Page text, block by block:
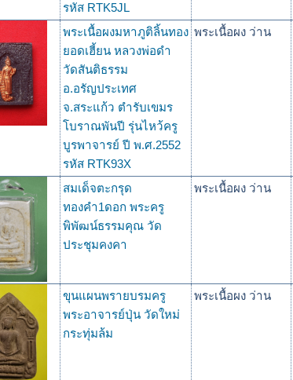
รหัส RTK5JL
พระเนื้อผงมหาภูติลิ้นทอง
ยอดเฮี้ยน หลวงพ่อดำ
วัดสันติธรรม
อ.อรัญประเทศ
จ.สระแก้ว ตำรับเขมร
โบราณพันปี รุ่นไหว้ครู
บูรพาจารย์ ปี พ.ศ.2552
รหัส RTK93X
พระเนื้อผง ว่าน
สมเด็จตะกรุด
ทองคำ1ดอก พระครู
พิพัฒน์ธรรมคุณ วัด
ประชุมคงคา
พระเนื้อผง ว่าน
ขุนแผนพรายบรมครู
พระอาจารย์ปุ่น วัดใหม่
กระทุ่มล้ม
พระเนื้อผง ว่าน